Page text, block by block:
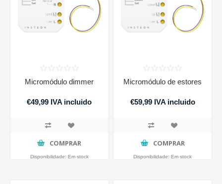
Micromódulo dimmer
€49,99 IVA incluido
COMPRAR
Disponibilidade: Em stock
Micromódulo de estores
€59,99 IVA incluido
COMPRAR
Disponibilidade: Em stock